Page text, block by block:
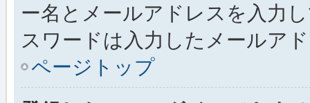
ー名とメールアドレスを入力
スワードは入力したメールア
ページトップ